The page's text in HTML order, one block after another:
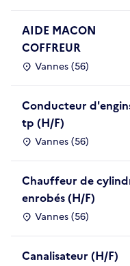
AIDE MACON
COFFREUR
Vannes (56)
Conducteur
tp (H/F)
Vannes (56)
Chauffeur de
enrobés (H/F)
Vannes (56)
Canalisateur (H/F)